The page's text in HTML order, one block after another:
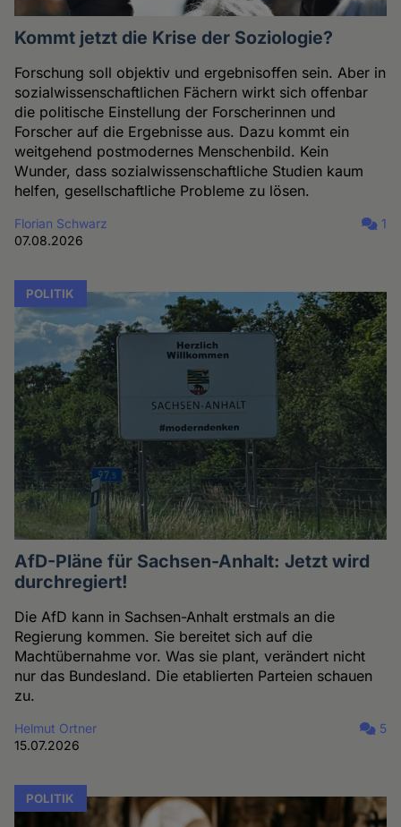
Kommt jetzt die Krise der Soziologie?
Forschung soll objektiv und ergebnisoffen sein. Aber in
sozialwissenschaftlichen Fächern wirkt sich offenbar
die politische Einstellung der Forscherinnen und
Forscher auf die Ergebnisse aus. Dazu kommt ein
weitgehend postmodernes Menschenbild. Kein
Wunder, dass sozialwissenschaftliche Studien kaum
helfen, gesellschaftliche Probleme zu lösen.
Florian Schwarz
07.08.2026
1
POLITIK
AfD-Pläne für Sachsen-Anhalt: Jetzt wird
durchregiert!
Die AfD kann in Sachsen-Anhalt erstmals an die
Regierung kommen. Sie bereitet sich auf die
Machtübernahme vor. Was sie plant, verändert nicht
nur das Bundesland. Die etablierten Parteien schauen
zu.
Helmut Ortner
15.07.2026
5
POLITIK